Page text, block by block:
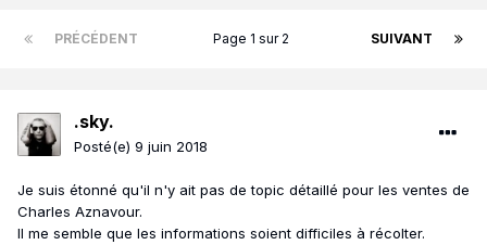
PRÉCÉDENT SUIVANT
Page 1 sur 2
.sky.
Posté(e) 9 juin 2018
Je suis étonné qu'il n'y ait pas de topic détaillé pour les ventes de
Charles Aznavour.
Il me semble que les informations soient difficiles à récolter.